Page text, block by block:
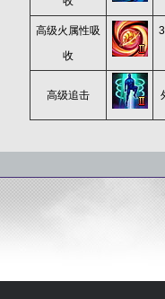
高级火属性吸
收
高级追击